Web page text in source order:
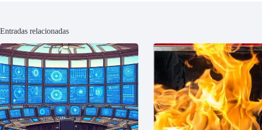
Entradas relacionadas